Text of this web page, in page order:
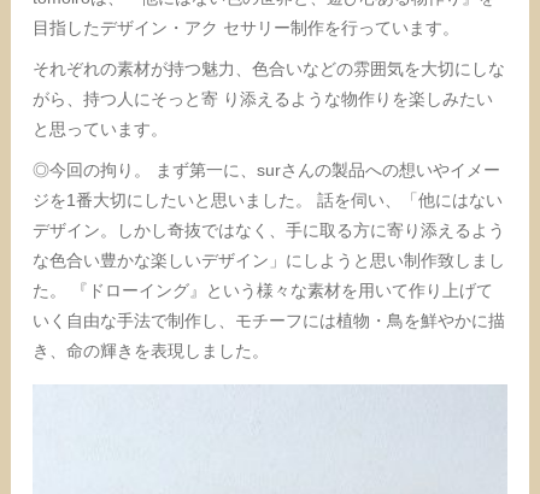
目指したデザイン・アク セサリー制作を行っています。
それぞれの素材が持つ魅力、色合いなどの雰囲気を大切にしな
がら、持つ人にそっと寄 り添えるような物作りを楽しみたい
と思っています。
◎今回の拘り。 まず第一に、surさんの製品への想いやイメー
ジを1番大切にしたいと思いました。 話を伺い、「他にはない
デザイン。しかし奇抜ではなく、手に取る方に寄り添えるよう
な色合い豊かな楽しいデザイン」にしようと思い制作致しまし
た。 『ドローイング』という様々な素材を用いて作り上げて
いく自由な手法で制作し、モチーフには植物・鳥を鮮やかに描
き、命の輝きを表現しました。